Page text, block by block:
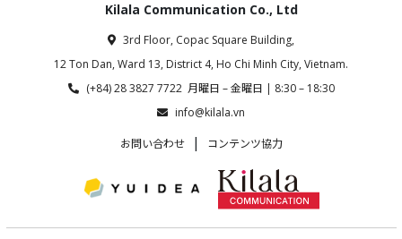
Kilala Communication Co., Ltd
3rd Floor, Copac Square Building,
12 Ton Dan, Ward 13, District 4, Ho Chi Minh City, Vietnam.
(+84) 28 3827 7722 月曜日 – 金曜日 | 8:30 – 18:30
info@kilala.vn
お問い合わせ | コンテンツ協力